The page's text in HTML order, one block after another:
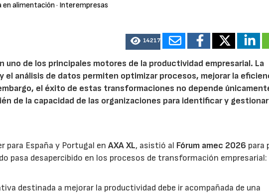
en alimentación · Interempresas
14217
uno de los principales motores de la productividad empresarial. La
el análisis de datos permiten optimizar procesos, mejorar la
el éxito de estas transformaciones no depende
de la capacidad de las organizaciones para identificar y
para España y Portugal enAXA XL, asistió al Fórum amec 2026 para
pasa desapercibido en los procesos de transformación empresarial:
destinada a mejorar la productividad debe ir acompañada de una